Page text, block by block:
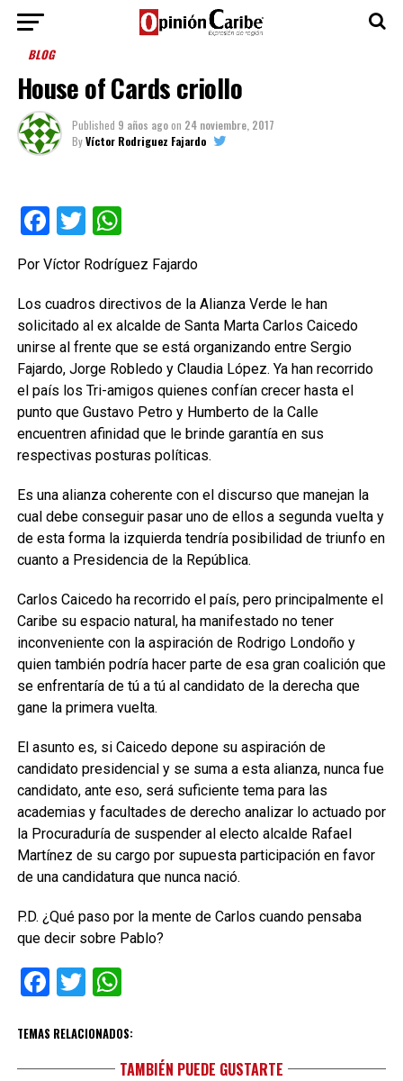
BLOG
House of Cards criollo
Published 9 años agoon 24 noviembre, 2017
ByVíctor Rodriguez Fajardo
Facebook
TwitterWhatsApp
Por Víctor Rodríguez Fajardo
Los cuadros directivos de la Alianza Verde le han
solicitado al ex alcalde de Santa Marta Carlos Caicedo
unirse al frente que se está organizando entre Sergio
Fajardo, Jorge Robledo y Claudia López. Ya han recorrido
el país los Tri-amigos quienes confían crecer hasta el
punto que Gustavo Petro y Humberto de la Calle
encuentren afinidad que le brinde garantía en sus
respectivas posturas políticas.
Es una alianza coherente con el discurso que manejan la
cual debe conseguir pasar uno de ellos a segunda vuelta y
de esta forma la izquierda tendría posibilidad de triunfo en
cuanto a Presidencia de la República.
Carlos Caicedo ha recorrido el país, pero principalmente el
Caribe su espacio natural, ha manifestado no tener
inconveniente con la aspiración de Rodrigo Londoño y
quien también podría hacer parte de esa gran coalición que
se enfrentaría de tú a tú al candidato de la derecha que
gane la primera vuelta.
El asunto es, si Caicedo depone su aspiración de
candidato presidencial y se suma a esta alianza, nunca fue
candidato, ante eso, será suficiente tema para las
academias y facultades de derecho analizar lo actuado por
la Procuraduría de suspender al electo alcalde Rafael
Martínez de su cargo por supuesta participación en favor
de una candidatura que nunca nació.
P.D. ¿Qué paso por la mente de Carlos cuando pensaba
que decir sobre Pablo?
Facebook
TwitterWhatsApp
TEMAS RELACIONADOS:
TAMBIÉN PUEDE GUSTARTE